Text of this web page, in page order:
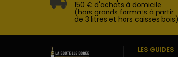
150 € d'achats à domicile
(hors grands formats à partir
de 3 litres et hors caisses bois)
LES GUIDES